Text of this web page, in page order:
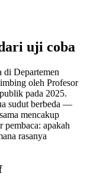
uji coba
di Departemen
oleh Profesor
pada 2025.
sudut berbeda —
mencakup
pembaca: apakah
rasanya